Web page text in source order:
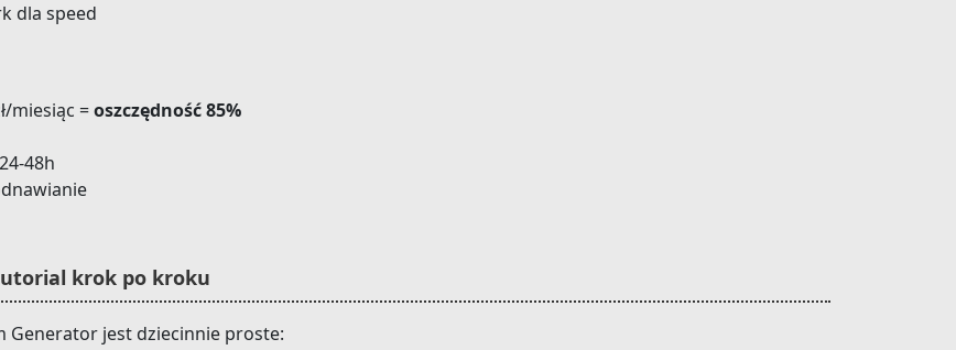
dla speed
miesiąc =oszczędność 85%
48h
krok po kroku
Generator jest dziecinnie proste: